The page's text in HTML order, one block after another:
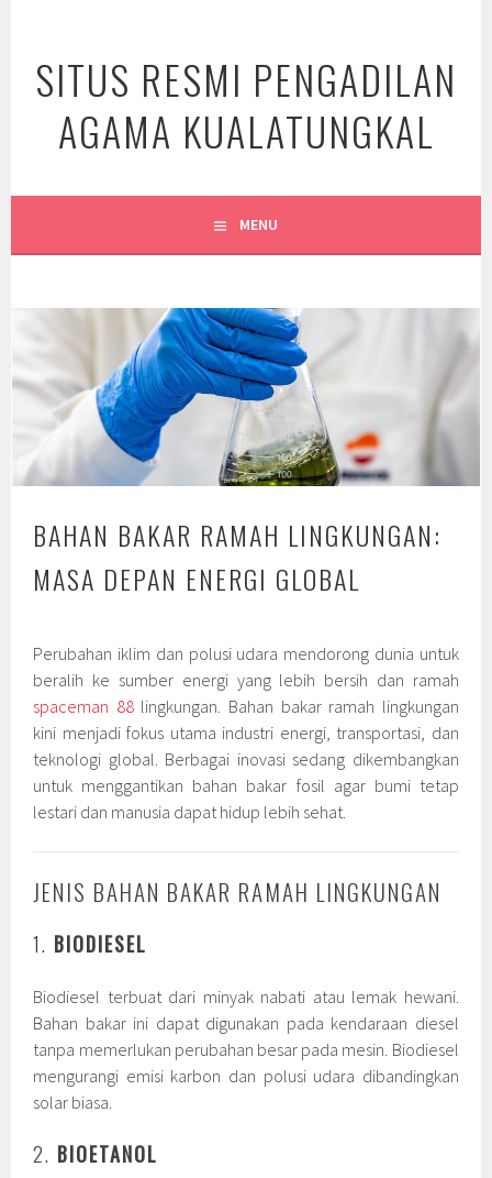
content
SITUS RESMI PENGADILAN
AGAMA KUALATUNGKAL
MENU
BAHAN BAKAR RAMAH LINGKUNGAN:
MASA DEPAN ENERGI GLOBAL
Perubahan iklim dan polusi udara mendorong dunia untuk
beralih ke sumber energi yang lebih bersih dan ramah
spaceman 88lingkungan. Bahan bakar ramah lingkungan
kini menjadi fokus utama industri energi, transportasi, dan
teknologi global. Berbagai inovasi sedang dikembangkan
untuk menggantikan bahan bakar fosil agar bumi tetap
lestari dan manusia dapat hidup lebih sehat.
JENIS BAHAN BAKAR RAMAH LINGKUNGAN
1. BIODIESEL
Biodiesel terbuat dari minyak nabati atau lemak hewani.
Bahan bakar ini dapat digunakan pada kendaraan diesel
tanpa memerlukan perubahan besar pada mesin. Biodiesel
mengurangi emisi karbon dan polusi udara dibandingkan
solar biasa.
2. BIOETANOL